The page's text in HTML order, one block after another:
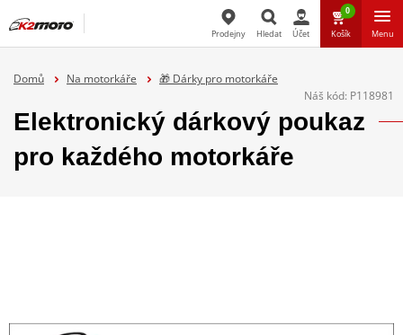
Prodejny Hledat Účet
0
Košík Menu
Domů Na motorkáře
🎁 Dárky pro motorkáře
Náš kód: P118981
Elektronický dárkový poukaz
pro každého motorkáře